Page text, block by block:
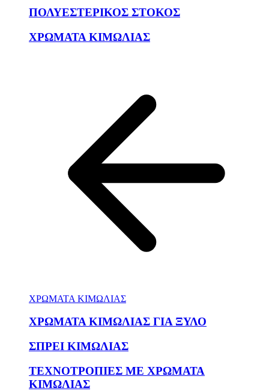
ΠΟΛΥΕΣΤΕΡΙΚΟΣ ΣΤΟΚΟΣ
ΧΡΩΜΑΤΑ ΚΙΜΩΛΙΑΣ
ΧΡΩΜΑΤΑ ΚΙΜΩΛΙΑΣ
ΧΡΩΜΑΤΑ ΚΙΜΩΛΙΑΣ ΓΙΑ ΞΥΛΟ
ΣΠΡΕΙ ΚΙΜΩΛΙΑΣ
ΤΕΧΝΟΤΡΟΠΙΕΣ ΜΕ ΧΡΩΜΑΤΑ
ΚΙΜΩΛΙΑΣ